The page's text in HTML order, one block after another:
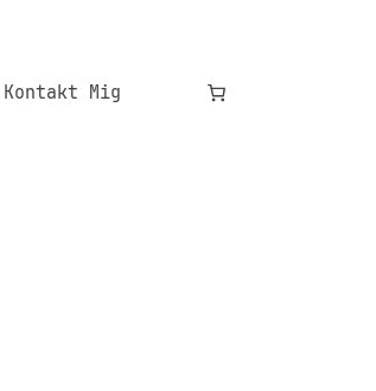
Kontakt Mig